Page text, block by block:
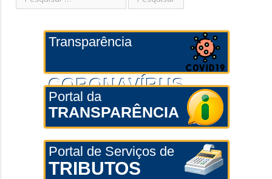
Transparência
CORONAVÍRUS
Portal da
TRANSPARÊNCIA
Portal de Serviços de
TRIBUTOS